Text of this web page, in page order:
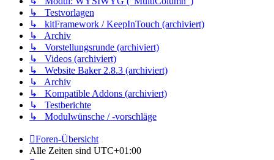
↳ Testvorlagen
↳ kitFramework / KeepInTouch (archiviert)
↳ Archiv
↳ Vorstellungsrunde (archiviert)
↳ Videos (archiviert)
↳ Website Baker 2.8.3 (archiviert)
↳ Archiv
↳ Kompatible Addons (archiviert)
↳ Testberichte
↳ Modulwünsche / -vorschläge
Foren-Übersicht
Alle Zeiten sind UTC+01:00